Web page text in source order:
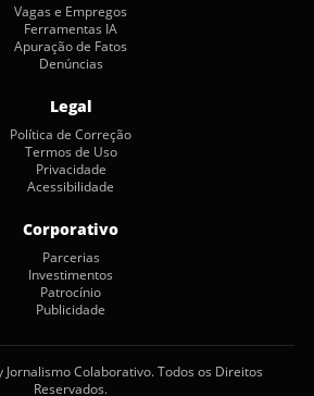
Vagas e Empregos
Ferramentas IA
Apuração de Fatos
Denúncias
Legal
Política de Correção
Termos de Uso
Privacidade
Acessibilidade
Corporativo
Parcerias
Investimentos
Patrocínio
Publicidade
Colaborativo. Todos os Direitos
Reservados.